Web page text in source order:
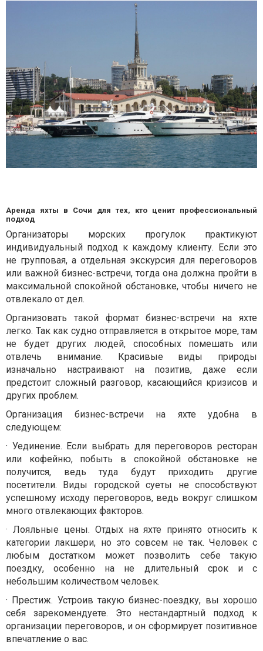
Аренда яхты в Сочи для тех, кто ценит профессиональный
подход
Организаторы морских прогулок практикуют
индивидуальный подход к каждому клиенту. Если это
не групповая, а отдельная экскурсия для переговоров
или важной бизнес-встречи, тогда она должна пройти в
максимальной спокойной обстановке, чтобы ничего не
отвлекало от дел.
Организовать такой формат бизнес-встречи на яхте
легко. Так как судно отправляется в открытое море, там
не будет других людей, способных помешать или
отвлечь внимание. Красивые виды природы
изначально настраивают на позитив, даже если
предстоит сложный разговор, касающийся кризисов и
других проблем.
Организация бизнес-встречи на яхте удобна в
следующем:
· Уединение. Если выбрать для переговоров ресторан
или кофейню, побыть в спокойной обстановке не
получится, ведь туда будут приходить другие
посетители. Виды городской суеты не способствуют
успешному исходу переговоров, ведь вокруг слишком
много отвлекающих факторов.
· Лояльные цены. Отдых на яхте принято относить к
категории лакшери, но это совсем не так. Человек с
любым достатком может позволить себе такую
поездку, особенно на не длительный срок и с
небольшим количеством человек.
· Престиж. Устроив такую бизнес-поездку, вы хорошо
себя зарекомендуете. Это нестандартный подход к
организации переговоров, и он сформирует позитивное
впечатление о вас.